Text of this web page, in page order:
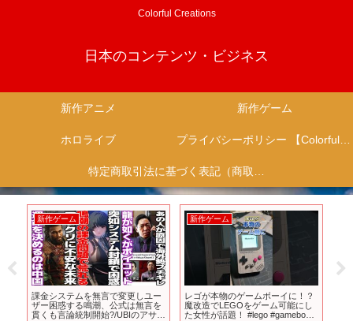
Colorful Creations
日本のコンテンツ・ビジネス
新作アニメ 新作ゲーム
ホロライブ プライバシーポリシー 【Colorful Creation】
特定商取引法に基づく表記（商取引に関する開示）
新作ゲーム
課金システムを無言で変更しユー
ザー困惑する鳴潮、公式は無言を
貫くも言論統制開始?/UBIのアサク
新作ゲーム
レゴが本物のゲームボーイに！？
魔改造でLEGOをゲーム可能にし
た女性が話題！ #lego #gameboy